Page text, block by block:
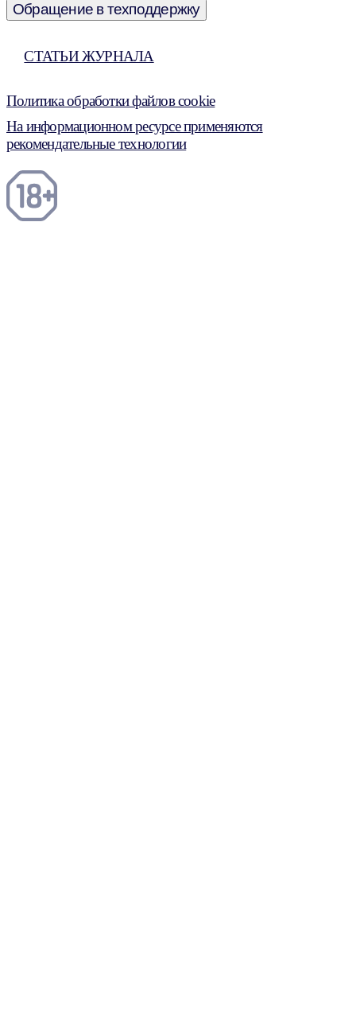
Обращение в техподдержку
СТАТЬИ ЖУРНАЛА
Политика обработки файлов cookie
На информационном ресурсе применяются
рекомендательные технологии